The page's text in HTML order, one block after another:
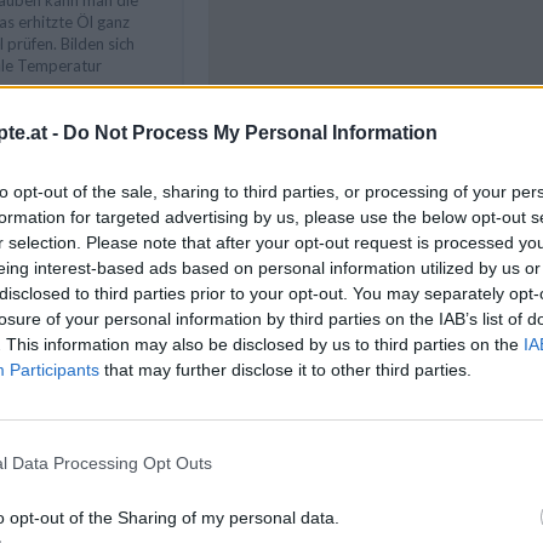
- Do Not Process My Personal Information
opt-out of the sale, sharing to third parties, or processing of your
for targeted advertising by us, please use the below opt-out
selection. Please note that after your opt-out request is processed
interest-based ads based on personal information utilized by us
to third parties prior to your opt-out. You may separately
of your personal information by third parties on the IAB’s list of
This information may also be disclosed by us to third parties on the
Participants that may further disclose it to other third parties.
Data Processing Opt Outs
opt-out of the Sharing of my personal data.
erhitzte Öl ganz
prüfen. Bilden sich
Temperatur
/
/
Rezepte/
Rezepte/
Artikelempfehlung